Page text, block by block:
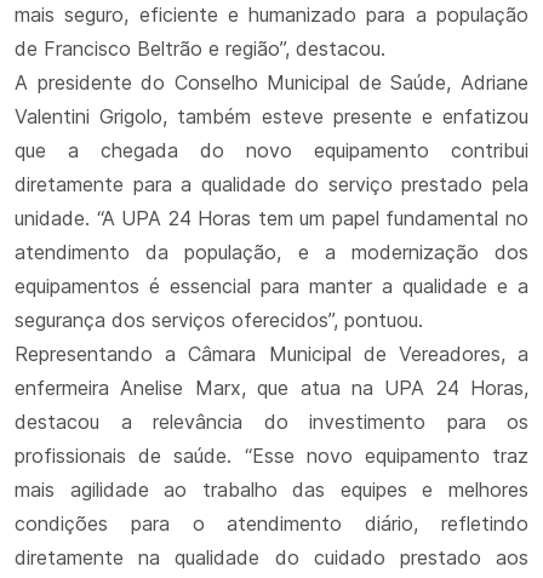
mais seguro, eficiente e humanizado para a população
de Francisco Beltrão e região”, destacou.
A presidente do Conselho Municipal de Saúde, Adriane
Valentini Grigolo, também esteve presente e enfatizou
que a chegada do novo equipamento contribui
diretamente para a qualidade do serviço prestado pela
unidade. “A UPA 24 Horas tem um papel fundamental no
atendimento da população, e a modernização dos
equipamentos é essencial para manter a qualidade e a
segurança dos serviços oferecidos”, pontuou.
Representando a Câmara Municipal de Vereadores, a
enfermeira Anelise Marx, que atua na UPA 24 Horas,
destacou a relevância do investimento para os
profissionais de saúde. “Esse novo equipamento traz
mais agilidade ao trabalho das equipes e melhores
condições para o atendimento diário, refletindo
diretamente na qualidade do cuidado prestado aos